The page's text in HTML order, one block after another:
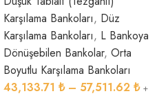
Karşılama Bankoları, Düz
Karşılama Bankoları, L Bankoya
Dönüşebilen Bankolar, Orta
Boyutlu Karşılama Bankoları
43,133.71 ₺ – 57,511.62 ₺ +